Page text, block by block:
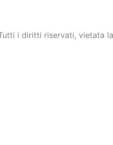
i diritti riservati, vietata